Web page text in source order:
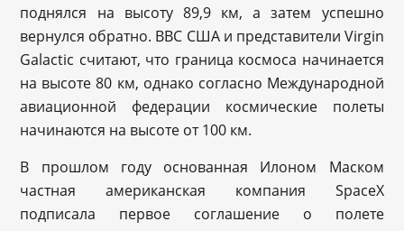
поднялся на высоту 89,9 км, а затем успешно
вернулся обратно. ВВС США и представители Virgin
Galactic считают, что граница космоса начинается
на высоте 80 км, однако согласно Международной
авиационной федерации космические полеты
начинаются на высоте от 100 км.
В прошлом году основанная Илоном Маском
частная американская компания SpaceX
подписала первое соглашение о полете